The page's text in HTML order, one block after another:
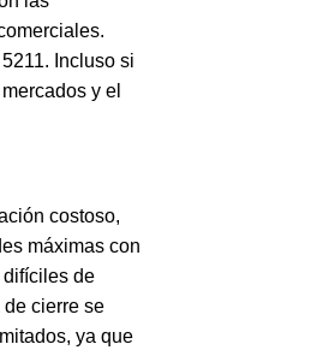
Incluso si
y el
costoso,
máximas con
difíciles de
cierre se
ya que